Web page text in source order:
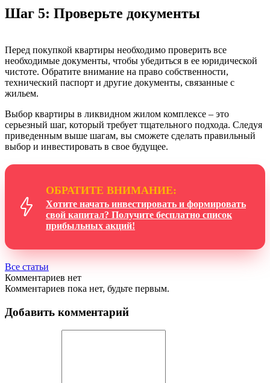
Шаг 5: Проверьте документы
Перед покупкой квартиры необходимо проверить все
необходимые документы, чтобы убедиться в ее юридической
чистоте. Обратите внимание на право собственности,
технический паспорт и другие документы, связанные с
жильем.
Выбор квартиры в ликвидном жилом комплексе – это
серьезный шаг, который требует тщательного подхода. Следуя
приведенным выше шагам, вы сможете сделать правильный
выбор и инвестировать в свое будущее.
ОБРАТИТЕ ВНИМАНИЕ:
Хотите начать инвестировать и формировать
свой капитал? Получите бесплатно список
прибыльных акций!
Все статьи
Комментариев нет
Комментариев пока нет, будьте первым.
Добавить комментарий